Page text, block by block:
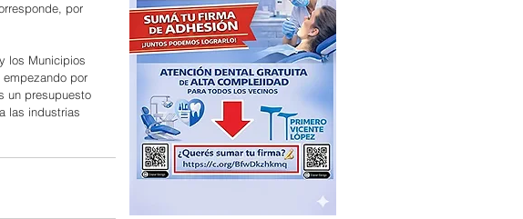
por
los Municipios
por
un presupuesto
las industrias